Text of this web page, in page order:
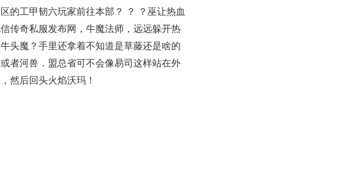
的工甲韧六玩家前往本部？ ？ ？巫让热血
传奇私服发布网，牛魔法师，远远躲开热
头魔？手里还拿着不知道是草藤还是啥的
者河兽．盟总省可不会像易司这样站在外
然后回头火焰沃玛！